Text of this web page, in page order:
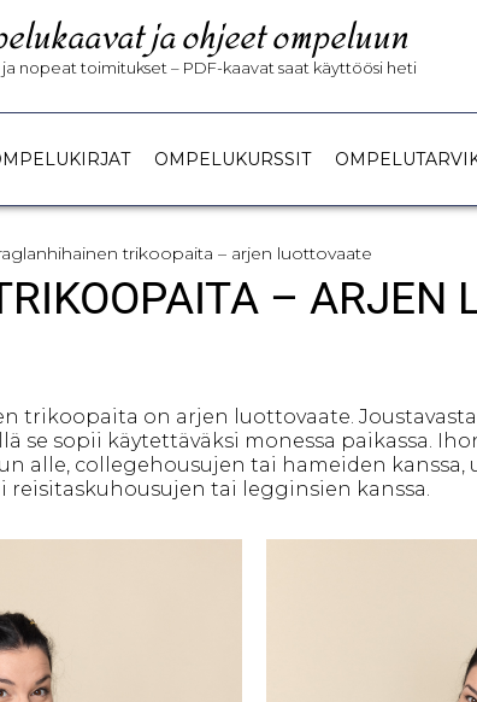
ja ohjeet ompeluun
nopeat toimitukset – PDF-kaavat saat käyttöösi heti
OMPELUKURSSIT
trikoopaita – arjen luottovaate
– ARJEN
trikoopaita on arjen luottovaate.
se sopii käytettäväksi monessa paikassa.
alle, collegehousujen tai hameiden kanssa,
tai legginsien kanssa.